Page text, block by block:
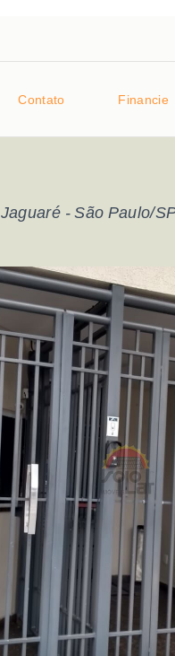
Contato Financie
Jaguaré - São Paulo/